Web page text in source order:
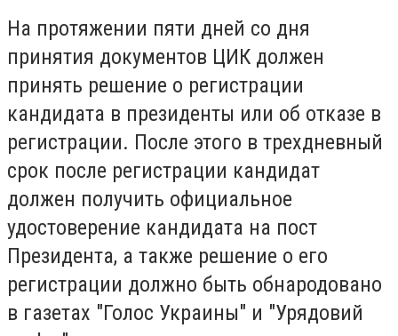
На протяжении пяти дней со дня
принятия документов ЦИК должен
принять решение о регистрации
кандидата в президенты или об отказе в
регистрации. После этого в трехдневный
срок после регистрации кандидат
должен получить официальное
удостоверение кандидата на пост
Президента, а также решение о его
регистрации должно быть обнародовано
в газетах "Голос Украины" и "Урядовий